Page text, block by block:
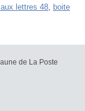
lettres 48 boite
de La Poste